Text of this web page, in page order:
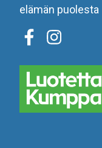
elämän puolesta